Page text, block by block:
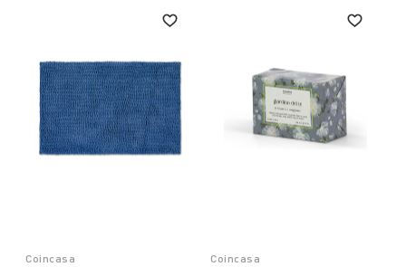
Coincasa Coincasa